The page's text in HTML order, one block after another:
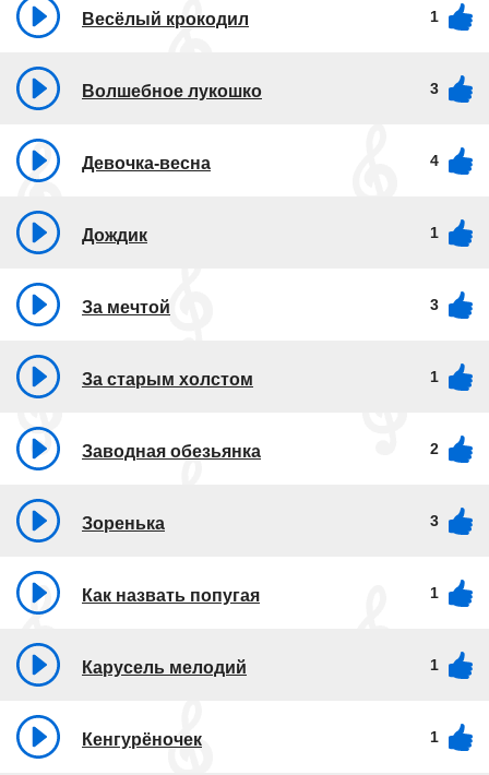
Весёлый крокодил 1
Волшебное лукошко 3
Девочка-весна 4
Дождик 1
За мечтой 3
За старым холстом 1
Заводная обезьянка 2
Зоренька 3
Как назвать попугая 1
Карусель мелодий 1
Кенгурёночек 1